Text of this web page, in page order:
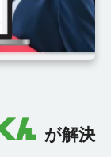
が解決